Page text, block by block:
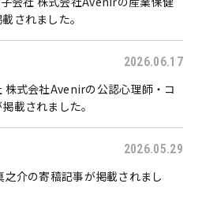
されました。
2026.06.17
株式会社Avenirの公認心理師・コ
載されました。
2026.05.29
之介の寄稿記事が掲載されまし